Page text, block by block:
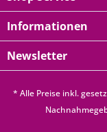
Informationen
Newsletter
* Alle Preise inkl.